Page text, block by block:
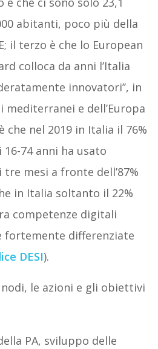
abitanti, poco più della
il terzo è che lo European
colloca da anni l’Italia
innovatori’’, in
mediterranei e dell’Europa
nel 2019 in Italia il 76%
74 anni ha usato
mesi a fronte dell’87%
in Italia soltanto il 22%
competenze digitali
fortemente differenziate
DESI).
le azioni e gli obiettivi
PA, sviluppo delle